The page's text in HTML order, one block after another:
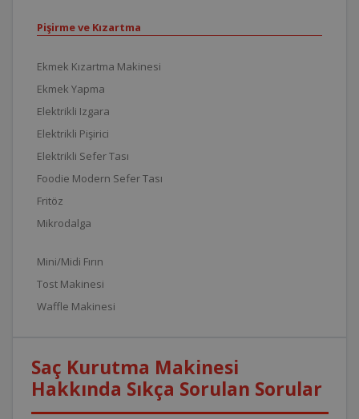
Pişirme ve Kızartma
Ekmek Kızartma Makinesi
Ekmek Yapma
Elektrikli Izgara
Elektrikli Pişirici
Elektrikli Sefer Tası
Foodie Modern Sefer Tası
Fritöz
Mikrodalga
Mini/Midi Fırın
Tost Makinesi
Waffle Makinesi
Saç Kurutma Makinesi
Hakkında Sıkça Sorulan Sorular